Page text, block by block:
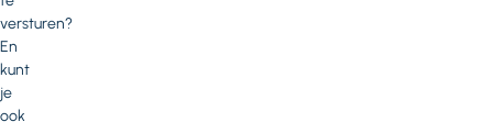
versturen?
En
kunt
je
ook